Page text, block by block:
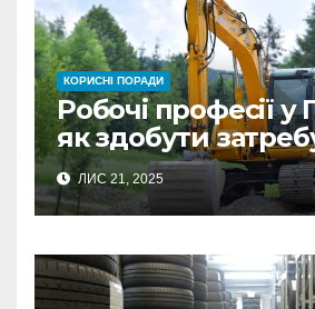
КОРИСНІ ПОРАДИ
Робочі професії у
як здобути
спеціальність та
гідні гроші
ЛИС 21, 2025